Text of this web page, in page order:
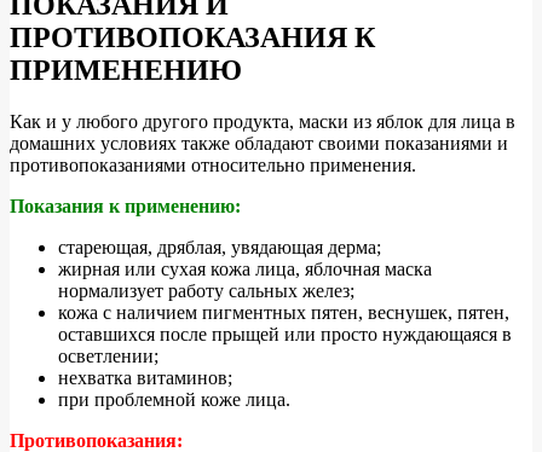
ПРОТИВОПОКАЗАНИЯ К
ПРИМЕНЕНИЮ
Как и у любого другого продукта, маски из яблок для лица в
домашних условиях также обладают своими показаниями и
противопоказаниями относительно применения.
Показания к применению:
стареющая, дряблая, увядающая дерма;
жирная или сухая кожа лица, яблочная маска
нормализует работу сальных желез;
кожа с наличием пигментных пятен, веснушек, пятен,
оставшихся после прыщей или просто нуждающаяся в
осветлении;
нехватка витаминов;
при проблемной коже лица.
Противопоказания: